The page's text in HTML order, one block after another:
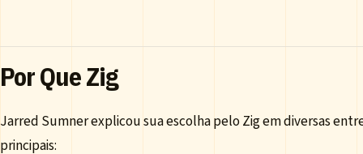
Por Que Zig
Jarred Sumner explicou sua escolha pelo Zig em diversas
principais: